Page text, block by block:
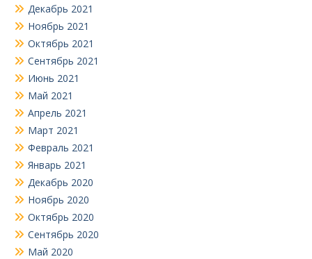
Декабрь 2021
Ноябрь 2021
Октябрь 2021
Сентябрь 2021
Июнь 2021
Май 2021
Апрель 2021
Март 2021
Февраль 2021
Январь 2021
Декабрь 2020
Ноябрь 2020
Октябрь 2020
Сентябрь 2020
Май 2020